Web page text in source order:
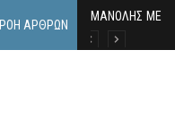
ΡΟΉ ΆΡΘΡΩΝ
MΑΝΟΛΗΣ
ΕΚΔΗΛΩΣΗ
Κάθε